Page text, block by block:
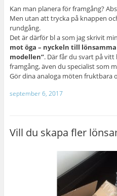
Kan man planera för framgång?
Men utan att trycka på knappen
rundgång.
Det är därför bl a som jag skrivit
mot öga – nyckeln till
modellen”. Där får du svart på
framgång, även du specialist som
Gör dina analoga möten fruktbara
september 6, 2017
Vill du skapa fler